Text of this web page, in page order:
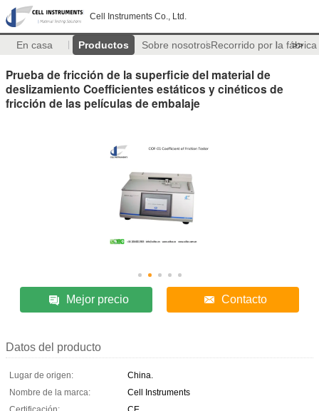
Cell Instruments Co., Ltd.
En casa Productos Sobre nosotrosRecorrido por la fábrica
>>
Prueba de fricción de la superficie del material de
deslizamiento Coefficientes estáticos y cinéticos de
fricción de las películas de embalaje
Mejor precio Contacto
Datos del producto
Lugar de origen:
China.
Nombre de la marca:
Cell Instruments